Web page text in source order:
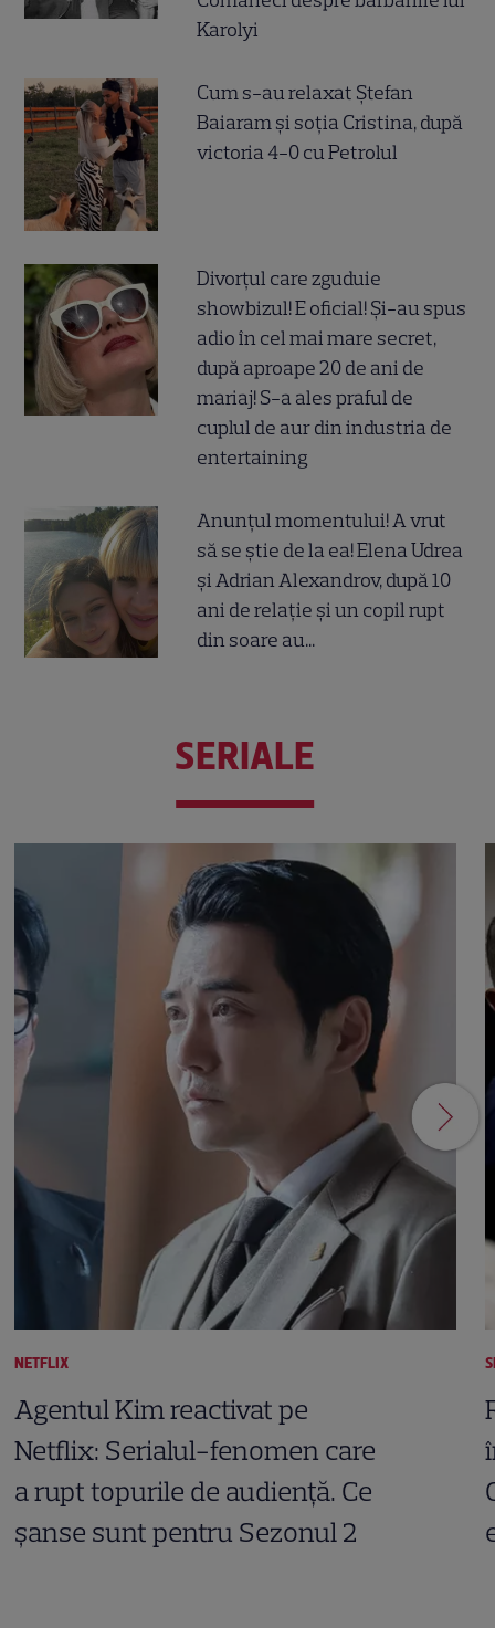
Karolyi
Cum s-au relaxat Ștefan
Baiaram și soția Cristina, după
victoria 4-0 cu Petrolul
Divorțul care zguduie
showbizul! E oficial! Și-au spus
adio în cel mai mare secret,
după aproape 20 de ani de
mariaj! S-a ales praful de
cuplul de aur din industria de
entertaining
Anunțul momentului! A vrut
să se știe de la ea! Elena Udrea
și Adrian Alexandrov, după 10
ani de relație și un copil rupt
din soare au...
SERIALE
NETFLIX
Agentul Kim reactivat pe
Netflix: Serialul-fenomen care
a rupt topurile de audiență. Ce
șanse sunt pentru Sezonul 2